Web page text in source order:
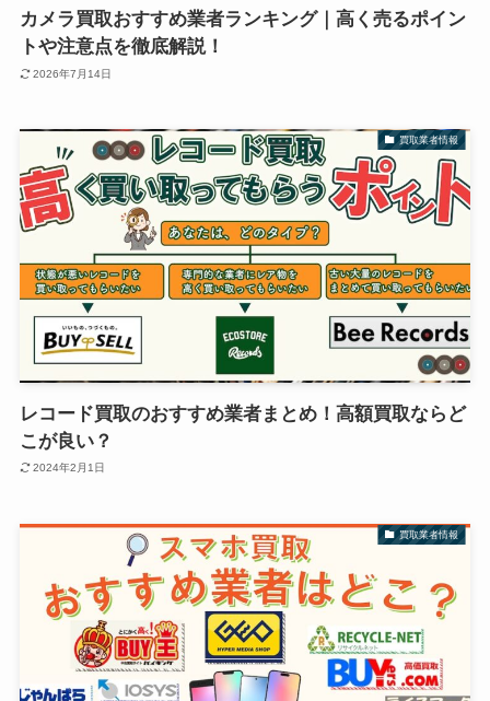
カメラ買取おすすめ業者ランキング｜高く売るポイン
トや注意点を徹底解説！
2026年7月14日
買取業者情報
レコード買取のおすすめ業者まとめ！高額買取ならど
こが良い？
2024年2月1日
買取業者情報